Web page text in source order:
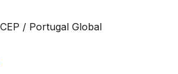
/ Portugal Global